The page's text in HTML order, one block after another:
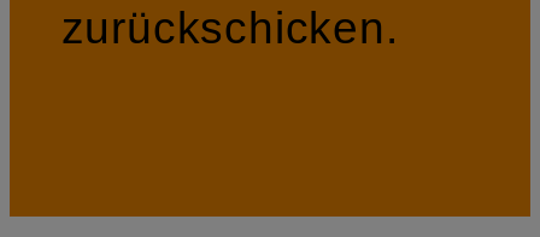
zurückschicken.